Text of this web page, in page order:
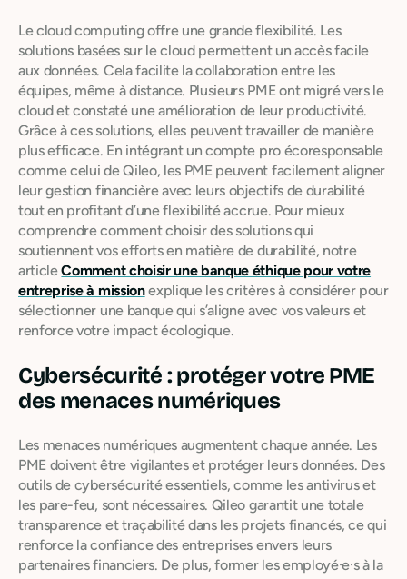
Le cloud computing offre une grande flexibilité. Les
solutions basées sur le cloud permettent un accès facile
aux données. Cela facilite la collaboration entre les
équipes, même à distance. Plusieurs PME ont migré vers le
cloud et constaté une amélioration de leur productivité.
Grâce à ces solutions, elles peuvent travailler de manière
plus efficace. En intégrant un compte pro écoresponsable
comme celui de Qileo, les PME peuvent facilement aligner
leur gestion financière avec leurs objectifs de durabilité
tout en profitant d’une flexibilité accrue. Pour mieux
comprendre comment choisir des solutions qui
soutiennent vos efforts en matière de durabilité, notre
articleComment choisir une banque éthique pour votre
entreprise à missionexplique les critères à considérer pour
sélectionner une banque qui s’aligne avec vos valeurs et
renforce votre impact écologique.
Cybersécurité : protéger votre PME
des menaces numériques
Les menaces numériques augmentent chaque année. Les
PME doivent être vigilantes et protéger leurs données. Des
outils de cybersécurité essentiels, comme les antivirus et
les pare-feu, sont nécessaires. Qileo garantit une totale
transparence et traçabilité dans les projets financés, ce qui
renforce la confiance des entreprises envers leurs
partenaires financiers. De plus, former les employé·e·s à la